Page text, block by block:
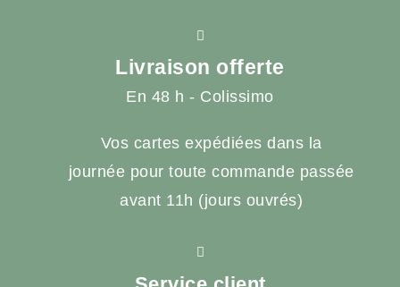
Livraison offerte
En 48 h - Colissimo
Vos cartes expédiées dans la
journée pour toute commande passée
avant 11h (jours ouvrés)